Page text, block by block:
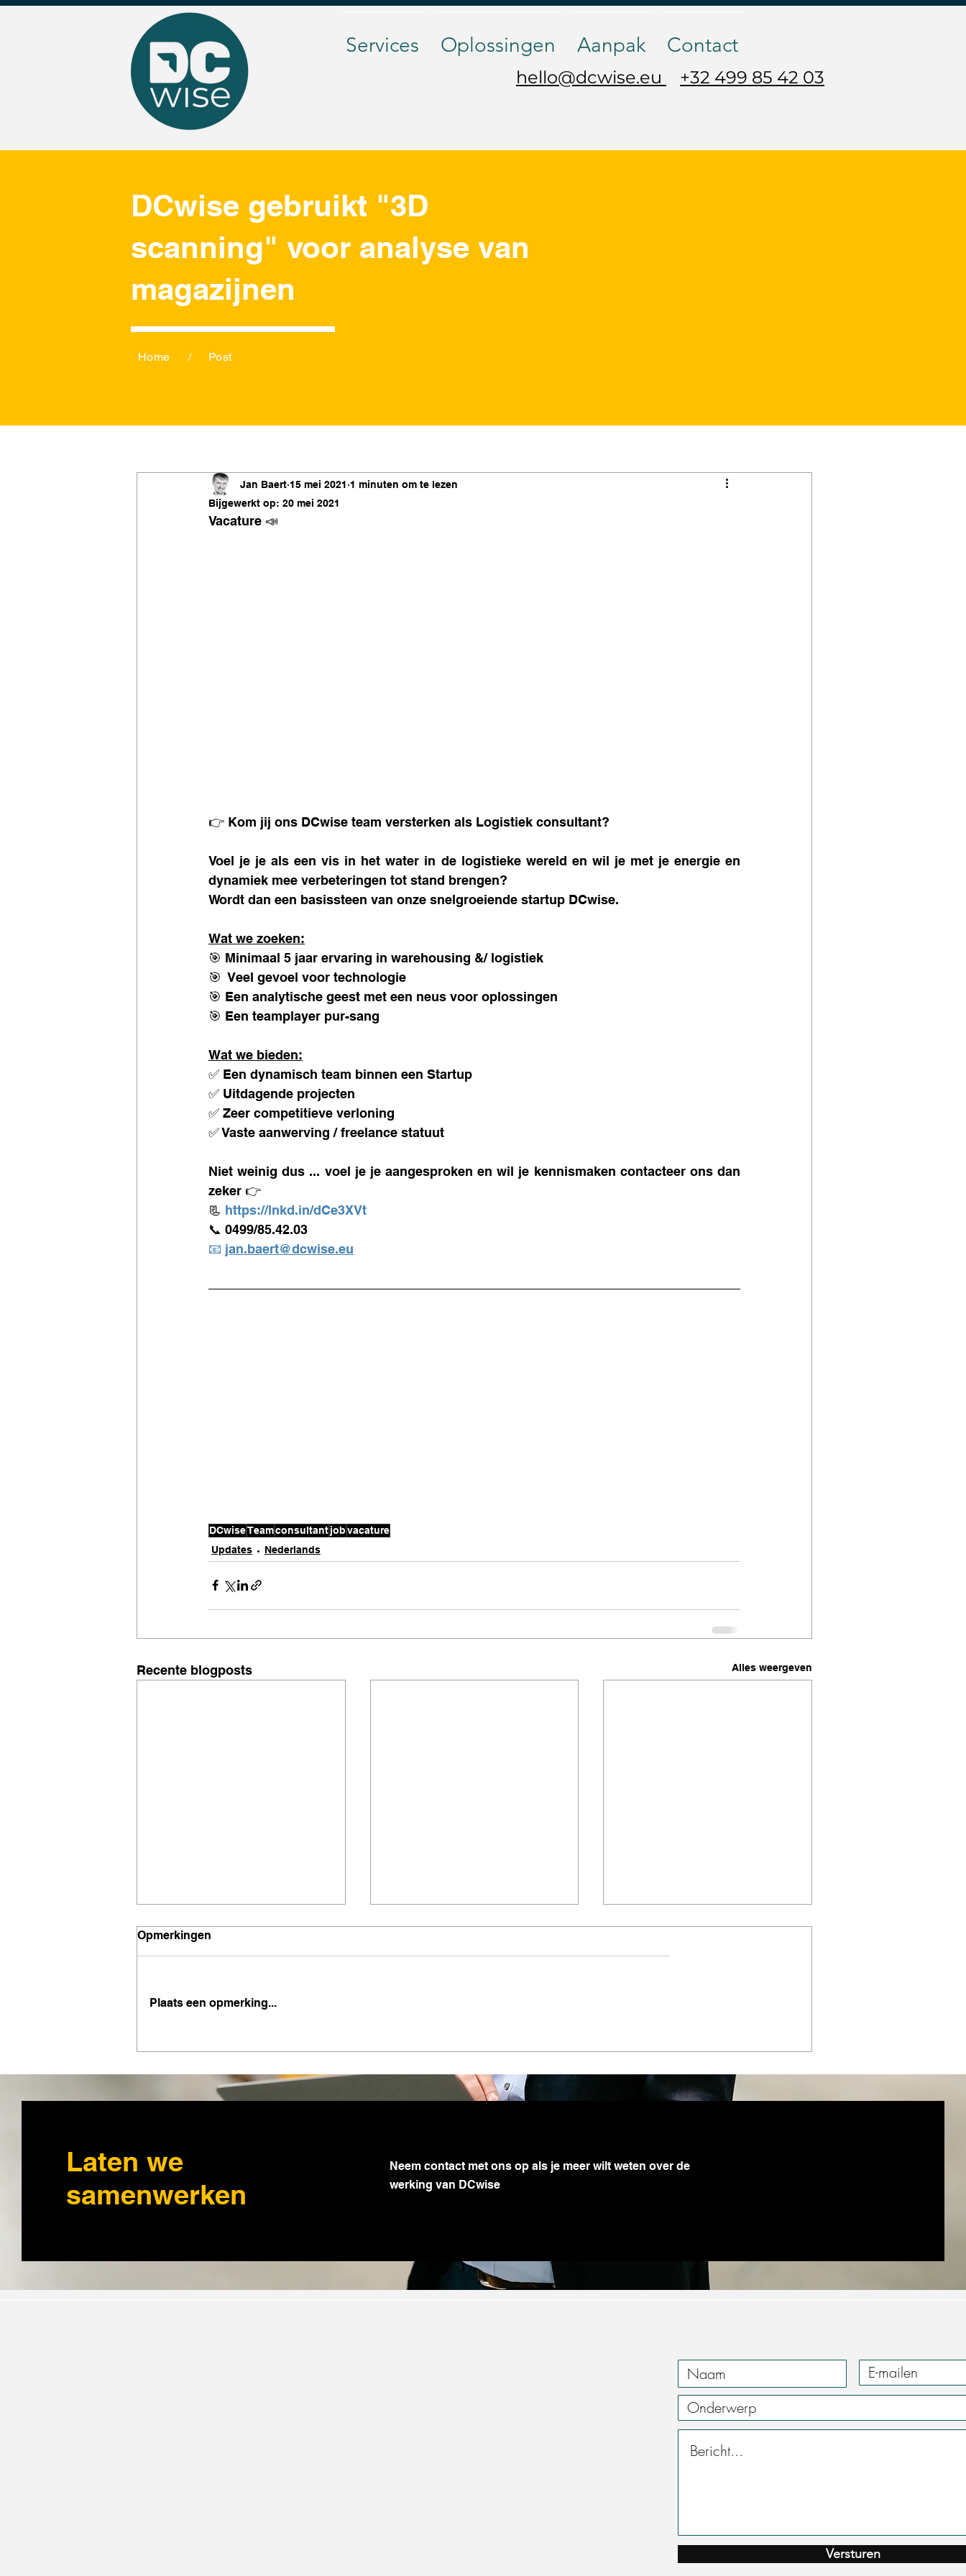
Services Oplossingen Aanpak Contact
+32 499 85 42 03
hello@dcwise.eu
DCwise gebruikt "3D
scanning" voor analyse van
magazijnen
Home / Post
Jan Baert 15 mei 2021 1 minuten om te lezen
Bijgewerkt op: 20 mei 2021
Vacature 📣
👉 Kom jij ons DCwise team versterken als Logistiek consultant?
Voel je je als een vis in het water in de logistieke wereld en wil je met je energie en
dynamiek mee verbeteringen tot stand brengen?
Wordt dan een basissteen van onze snelgroeiende startup DCwise.
Wat we zoeken:
🎯 Minimaal 5 jaar ervaring in warehousing &/ logistiek
🎯  Veel gevoel voor technologie
🎯 Een analytische geest met een neus voor oplossingen
🎯 Een teamplayer pur-sang
Wat we bieden:
✅ Een dynamisch team binnen een Startup
✅ Uitdagende projecten
✅ Zeer competitieve verloning
✅ Vaste aanwerving / freelance statuut
Niet weinig dus ... voel je je aangesproken en wil je kennismaken contacteer ons dan
zeker 👉
📃 https://lnkd.in/dCe3XVt
📞 0499/85.42.03
📧 jan.baert@dcwise.eu
DCwiseTeamconsultantjobvacature
Updates
Nederlands
Recente blogposts Alles weergeven
magazijnen
kan verbeteren
Opmerkingen
Plaats een opmerking...
Laten we
samenwerken
Neem contact met ons op als je meer wilt weten over de
werking van DCwise
Versturen